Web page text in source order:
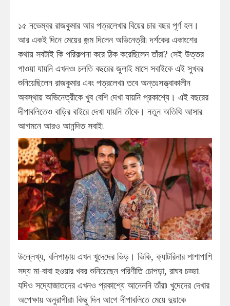
১৫ নভেম্বর রাজকুমার আর পত্রলেখার বিয়ের চার বছর পূর্ণ হল।
আর একই দিনে মেয়ের জন্ম দিলেন অভিনেত্রী৷ দর্শকের একাংশের
কথায় সবটাই কি পরিকল্পনা করে ঠিক করেছিলেন তাঁরা? সেই উত্তর
পাওয়া যায়নি এখনও৷ চলতি বছরের জুলাই মাসে সবাইকে এই সুখবর
শুনিয়েছিলেন রাজকুমার এবং পত্রলেখা৷ তবে অন্তঃসত্ত্বাকালীন
অবস্থায় অভিনেত্রীকে খুব বেশি দেখা যায়নি প্রকাশ্যে। এই বছরের
দীপাবলিতেও বাড়ির বাইরে দেখা যায়নি তাঁকে। নতুন অতিথি আসার
আগমনে আরও আনন্দিত সবাই৷
উল্লেখ্য, বলিপাড়ায় এখন খুদেদের ভিড়। ভিকি, ক্যাটরিনার পাশাপাশি
সদ্য মা-বাবা হওয়ার খবর শুনিয়েছেন পরিণীতি চোপড়া, রাঘব চড্ডা৷
যদিও সদ্যোজাতদের এখনও প্রকাশ্যে আনেননি তাঁরা৷ খুদেদের দেখার
অপেক্ষায় অনুরাগীরা৷ কিছু দিন আগে দীপাবলিতে মেয়ে দুয়াকে